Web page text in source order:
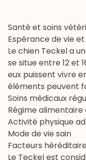
Santé et soins
Espérance de vie
Le chien Teckel a
se situe entre 12 et
eux puissent vivre
éléments peuvent
Soins médicaux
Régime alimentaire
Activité physique
Mode de vie sain
Facteurs
Le Teckel est